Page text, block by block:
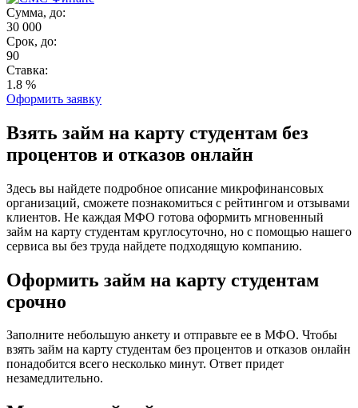
Сумма, до:
30 000
Срок, до:
90
Ставка:
1.8 %
Оформить заявку
Взять займ на карту студентам без
процентов и отказов онлайн
Здесь вы найдете подробное описание микрофинансовых
организаций, сможете познакомиться с рейтингом и отзывами
клиентов. Не каждая МФО готова оформить мгновенный
займ на карту студентам круглосуточно, но с помощью нашего
сервиса вы без труда найдете подходящую компанию.
Оформить займ на карту студентам
срочно
Заполните небольшую анкету и отправьте ее в МФО. Чтобы
взять займ на карту студентам без процентов и отказов онлайн
понадобится всего несколько минут. Ответ придет
незамедлительно.